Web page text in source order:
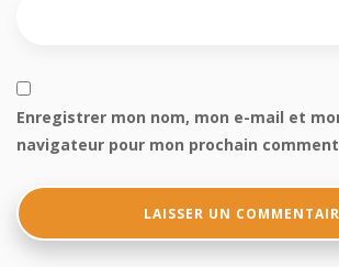
Enregistrer mon nom, mon e-mail et
navigateur pour mon prochain